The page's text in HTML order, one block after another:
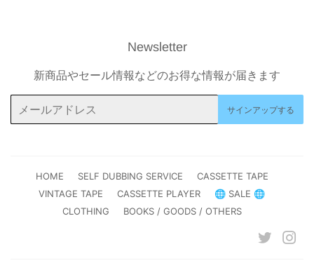
Newsletter
新商品やセール情報などのお得な情報が届きます
ー
サインアップする
HOME SELF DUBBING SERVICE
CASSETTE TAPE
VINTAGE TAPE
CASSETTE PLAYER
🌐 SALE 🌐
CLOTHING
BOOKS / GOODS / OTHERS
Twitter